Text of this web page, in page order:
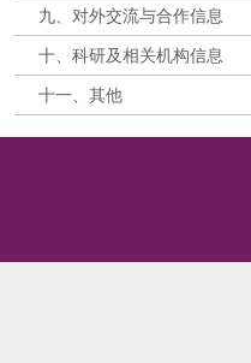
九、对外交流与合作信息
十、科研及相关机构信息
十一、其他